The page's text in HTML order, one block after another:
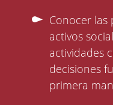
Conocer las
activos
actividades
decisiones
primera